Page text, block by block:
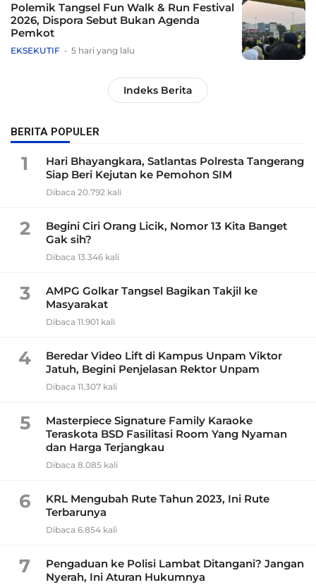
Polemik Tangsel Fun Walk & Run Festival
2026, Dispora Sebut Bukan Agenda
Pemkot
EKSEKUTIF 5 hari yang lalu
Indeks Berita
BERITA POPULER
1
Hari Bhayangkara, Satlantas Polresta Tangerang
Siap Beri Kejutan ke Pemohon SIM
Dibaca 20.792 kali
2
Begini Ciri Orang Licik, Nomor 13 Kita Banget
Gak sih?
Dibaca 13.346 kali
3
AMPG Golkar Tangsel Bagikan Takjil ke
Masyarakat
Dibaca 11.901 kali
4
Beredar Video Lift di Kampus Unpam Viktor
Jatuh, Begini Penjelasan Rektor Unpam
Dibaca 11.307 kali
5
Masterpiece Signature Family Karaoke
Teraskota BSD Fasilitasi Room Yang Nyaman
dan Harga Terjangkau
Dibaca 8.085 kali
6
KRL Mengubah Rute Tahun 2023, Ini Rute
Terbarunya
Dibaca 6.854 kali
7
Pengaduan ke Polisi Lambat Ditangani? Jangan
Nyerah, Ini Aturan Hukumnya